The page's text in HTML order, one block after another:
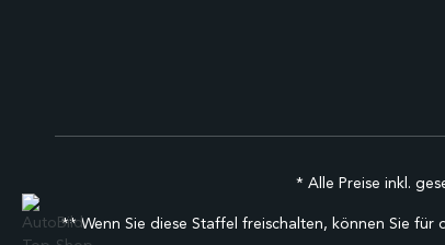
* Alle Preise inkl.
** Wenn Sie diese Staffel freischalten, können Sie